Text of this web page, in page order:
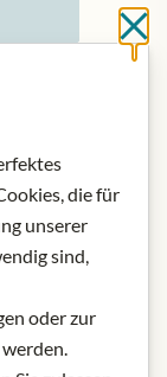
who
die für
unserer
sind,
oder zur